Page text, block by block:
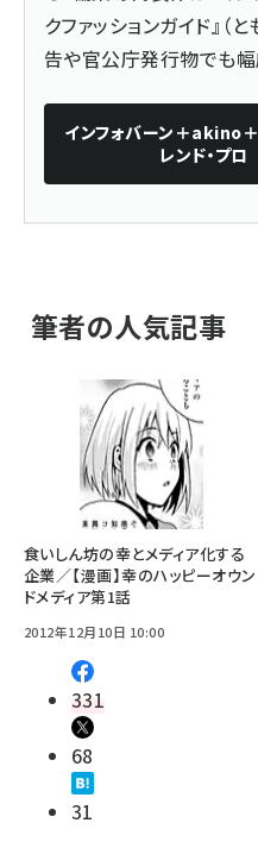
クファッションガイド』（
告や官公庁発行物でも幅
インフォバーン＋akino
レンド・プロ
筆者の人気記事
食いしん坊の幸とメディア化する
企業／【漫画】幸のハッピーオウン
ドメディア第1話
2012年12月10日 10:00
331
68
31